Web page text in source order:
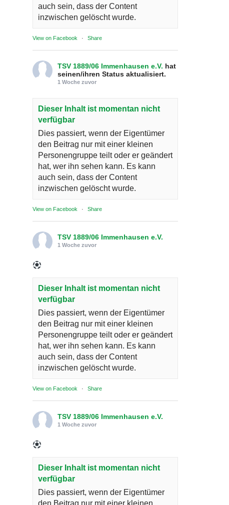
auch sein, dass der Content
inzwischen gelöscht wurde.
View on Facebook · Share
TSV 1889/06 Immenhausen e.V. hat
seinen/ihren Status aktualisiert.
1 Woche zuvor
Dieser Inhalt ist momentan nicht
verfügbar
Dies passiert, wenn der Eigentümer
den Beitrag nur mit einer kleinen
Personengruppe teilt oder er geändert
hat, wer ihn sehen kann. Es kann
auch sein, dass der Content
inzwischen gelöscht wurde.
View on Facebook · Share
TSV 1889/06 Immenhausen e.V.
1 Woche zuvor
Dieser Inhalt ist momentan nicht
verfügbar
Dies passiert, wenn der Eigentümer
den Beitrag nur mit einer kleinen
Personengruppe teilt oder er geändert
hat, wer ihn sehen kann. Es kann
auch sein, dass der Content
inzwischen gelöscht wurde.
View on Facebook · Share
TSV 1889/06 Immenhausen e.V.
1 Woche zuvor
Dieser Inhalt ist momentan nicht
verfügbar
Dies passiert, wenn der Eigentümer
den Beitrag nur mit einer kleinen